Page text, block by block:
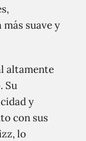
suave y
altamente
Su
y
con sus
lo